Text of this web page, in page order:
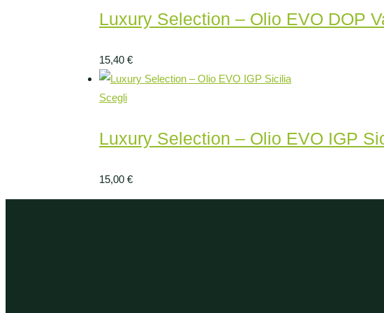
Luxury Selection – Olio EVO DOP
15,40 €
Scegli
Luxury Selection – Olio EVO IGP
15,00 €